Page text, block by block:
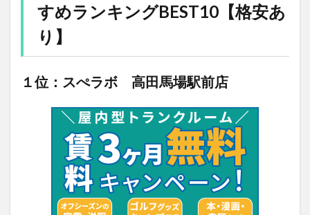
すめランキングBEST10【格安あ
り】
１位：スぺラボ 高田馬場駅前店